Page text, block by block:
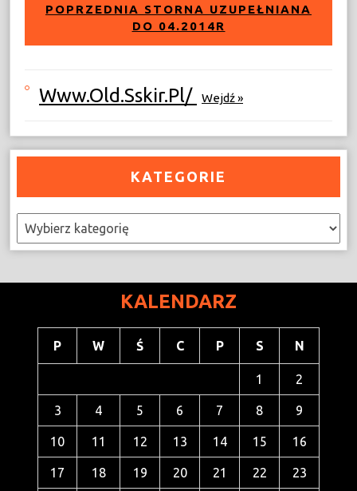
POPRZEDNIA STORNA UZUPEŁNIANA
DO 04.2014R
Www.old.sskir.pl/ Wejdź »
KATEGORIE
Kategorie
KALENDARZ
P W Ś C P S N
1 2
3 4 5 6 7 8 9
10 11 12 13 14 15 16
17 18 19 20 21 22 23